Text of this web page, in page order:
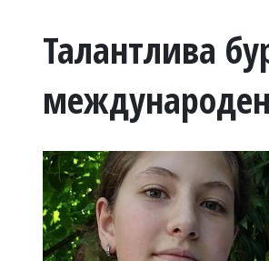
ВОЙНАТА
УКРАЙНА
РАЗСЛЕДВАНЕ
БИЗНЕС
Талантлива